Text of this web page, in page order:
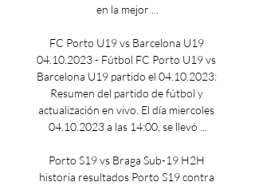
en la mejor ...
FC Porto U19 vs Barcelona U19
04.10.2023 - Fútbol FC Porto U19 vs
Barcelona U19 partido el 04.10.2023:
Resumen del partido de fútbol y
actualización en vivo. El día miercoles
04.10.2023 a las 14:00, se llevó ...
Porto S19 vs Braga Sub-19 H2H
historia resultados Porto S19 contra